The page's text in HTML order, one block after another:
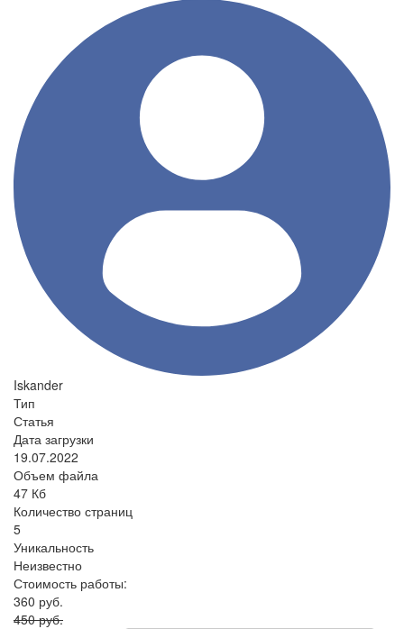
Iskander
Тип
Статья
Дата загрузки
19.07.2022
Объем файла
47 Кб
Количество страниц
5
Уникальность
Неизвестно
Стоимость работы:
360 руб.
450 руб.